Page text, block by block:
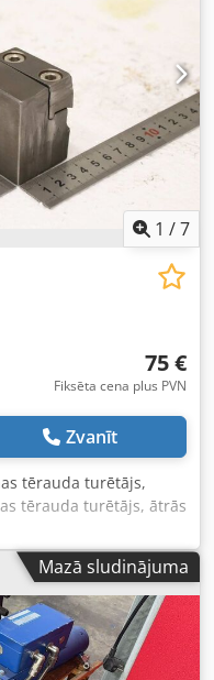
1 /7
75 €
Fiksēta cena plus PVN
Zvanīt
tērauda turētājs,
tērauda turētājs, ātrās
maiņas urbšanas
tērauda turētājs,
turētājs: ātrās
-Uzņemšanas izmēri:
uzņemšana:
140/60/A125 mm
kg
Mazā sludinājuma